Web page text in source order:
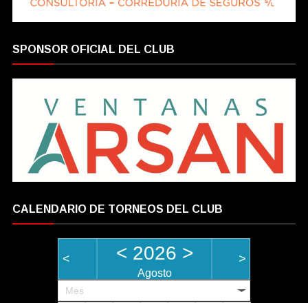
SPONSOR OFICIAL DEL CLUB
CALENDARIO DE TORNEOS DEL CLUB
< < 2026 >
Agosto
>
Mes